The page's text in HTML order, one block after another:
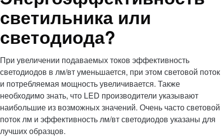
светильника или
светодиода?
При увеличении подаваемых токов эффективность
светодиодов в лм/вт уменьшается, при этом световой поток
и потребляемая мощность увеличивается. Также
необходимо знать, что LED производители указывают
наибольшие из возможных значений. Очень часто световой
поток лм и эффективность лм/вт светодиодов указаны для
лучших образцов.